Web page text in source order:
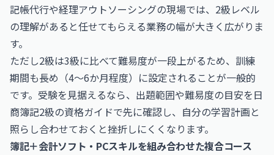
記帳代行や経理アウトソーシングの現場では、2級レベル
の理解があると任せてもらえる業務の幅が大きく広がりま
す。
ただし2級は3級に比べて難易度が一段上がるため、訓練
期間も長め（4〜6か月程度）に設定されることが一般的
です。受験を見据えるなら、出題範囲や難易度の目安を日
商簿記2級の資格ガイドで先に確認し、自分の学習計画と
照らし合わせておくと挫折しにくくなります。
簿記＋会計ソフト・PCスキルを組み合わせた複合コース